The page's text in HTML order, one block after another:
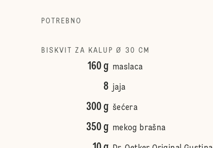
POTREBNO
BISKVIT ZA KALUP Ø 30 CM
160 g maslaca
8 jaja
300 g šećera
350 g mekog brašna